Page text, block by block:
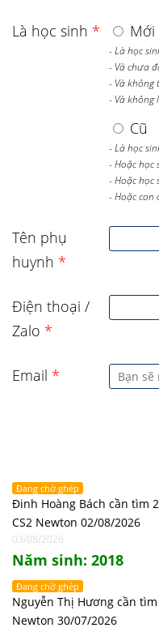
Là học sinh * Mới
- Là học
- Và chưa
- Và không
- Và không
Cũ
- Là học
- Hoặc học
- Hoặc học
- Hoặc con
Tên phụ
huynh *
Điện thoại /
Zalo *
Email *
Đang chờ ghép
Đinh Hoàng Bách cần tìm
CS2 Newton 02/08/2026
03/08/2026
Năm sinh: 2018
Đang chờ ghép
Nguyễn Thị Hương cần
Newton 30/07/2026